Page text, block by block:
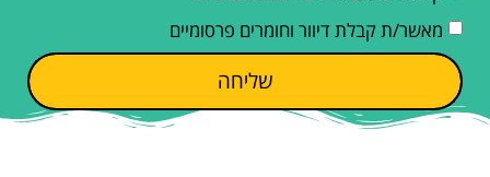
מאשר/ת קבלת דיוור וחומרים פרסומיים
שליחה